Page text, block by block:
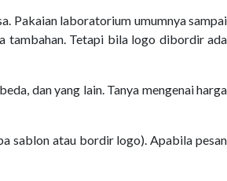
Pakaian laboratorium umumnya sampai
tambahan. Tetapi bila logo dibordir ada
dan yang lain. Tanya mengenai harga
sablon atau bordir logo). Apabila pesan